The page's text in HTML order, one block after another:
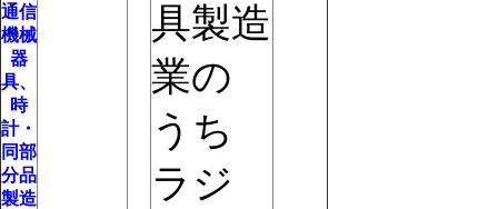
通信
機械
器
具、
時
計・
同部
分品
製造
具製造
業の
うち
ラジ